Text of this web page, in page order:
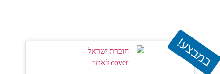
במבצע!